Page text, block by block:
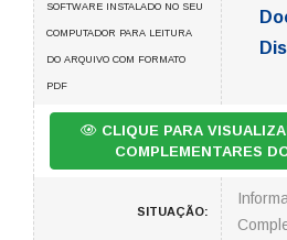
SOFTWARE INSTALADO NO SEU
COMPUTADOR PARA LEITURA
DO ARQUIVO COM FORMATO
PDF
CLIQUE PARA
COMPLEMENTARES
SITUAÇÃO: